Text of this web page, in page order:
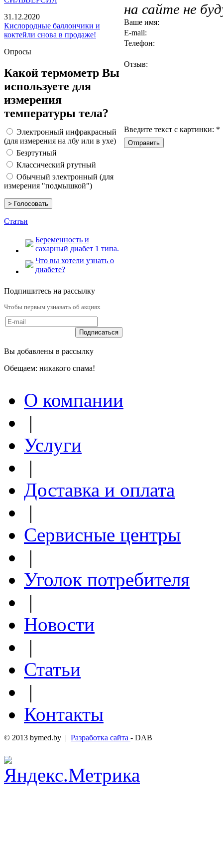
31.12.2020
Кислородные баллончики и
коктейли снова в продаже!
Опросы
Какой термометр Вы
используете для
измерения
температуры тела?
Электронный инфракрасный
(для измерения на лбу или в ухе)
Безртутный
Классический ртутный
Обычный электронный (для
измерения "подмышкой")
Статьи
Беременность и
сахарный диабет 1 типа.
Что вы хотели узнать о
диабете?
Подпишитесь на рассылку
Чтобы первым узнавать об акциях
Вы добавлены в рассылку
Обещаем: никакого спама!
на сайте не
Ваше имя:
E-mail:
Телефон:
Отзыв:
Введите текст с картинки: *
О компании
|
Услуги
|
Доставка и оплата
|
Сервисные центры
|
Уголок потребителя
|
Новости
|
Статьи
|
Контакты
© 2013 bymed.by | Разработка сайта - DAB